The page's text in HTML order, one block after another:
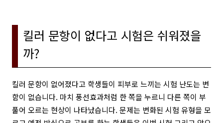
킬러 문항이 없다고 시험은 쉬워졌을
까?
킬러 문항이 없어졌다고 학생들이 피부로 느끼는 시험 난도는 변
함이 없습니다. 마치 풍선효과처럼 한 쪽을 누르니 다른 쪽이 부
풀어 오르는 현상이 나타났습니다. 문제는 변화된 시험 유형을 모